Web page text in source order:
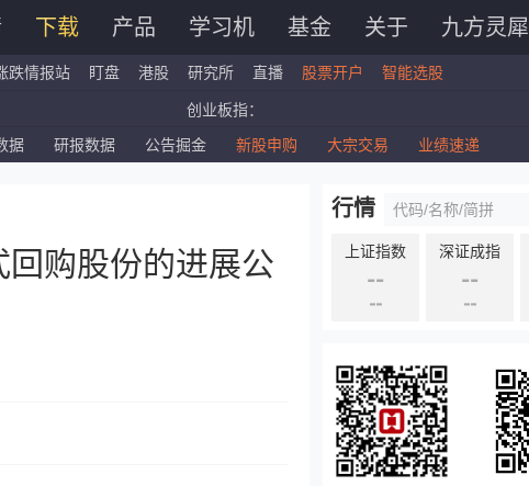
下载 产品 学习机 基金 关于 九方灵犀
跌情报站 盯盘 港股 研究所 直播 股票开户 智能选股
： 道琼斯ETF：
创业板指：
据 研报数据 公告掘金 新股申购 大宗交易 业绩速递
购股份的进展公
行情
上证指数
--
--
深证成指
--
--